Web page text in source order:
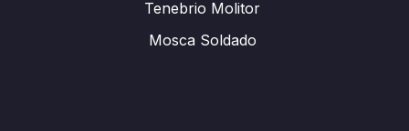
Tenebrio Molitor
Mosca Soldado